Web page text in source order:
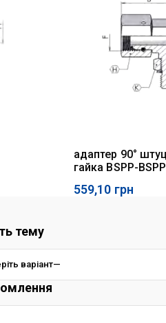
адаптер 90°
гайка BSPP-
559,10 грн
тему